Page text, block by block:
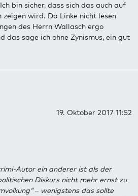
bin sicher, dass sich das auch auf
zeigen wird. Da Linke nicht lesen
des Herrn Wallasch ergo
das sage ich ohne Zynismus, ein gut
19. Oktober 2017 11:52
Autor ein anderer ist als der
Diskurs nicht mehr ernst zu
– wenigstens das sollte